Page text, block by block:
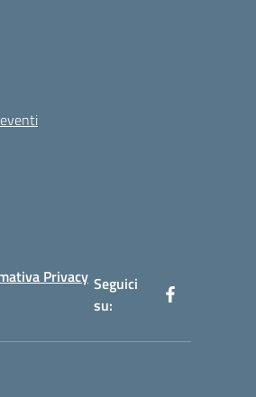
Privacy Seguici
su: